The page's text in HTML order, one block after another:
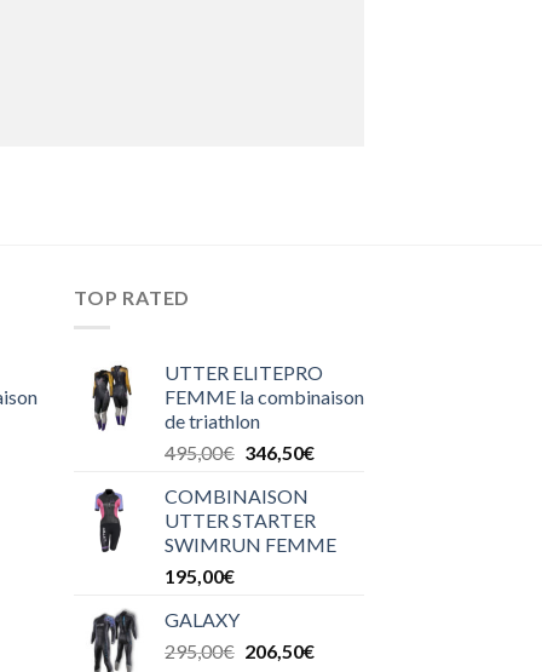
TOP RATED
UTTER ELITEPRO
FEMME la combinaison
de triathlon
495,00€ 346,50€
COMBINAISON
UTTER STARTER
SWIMRUN FEMME
195,00€
GALAXY
295,00€ 206,50€